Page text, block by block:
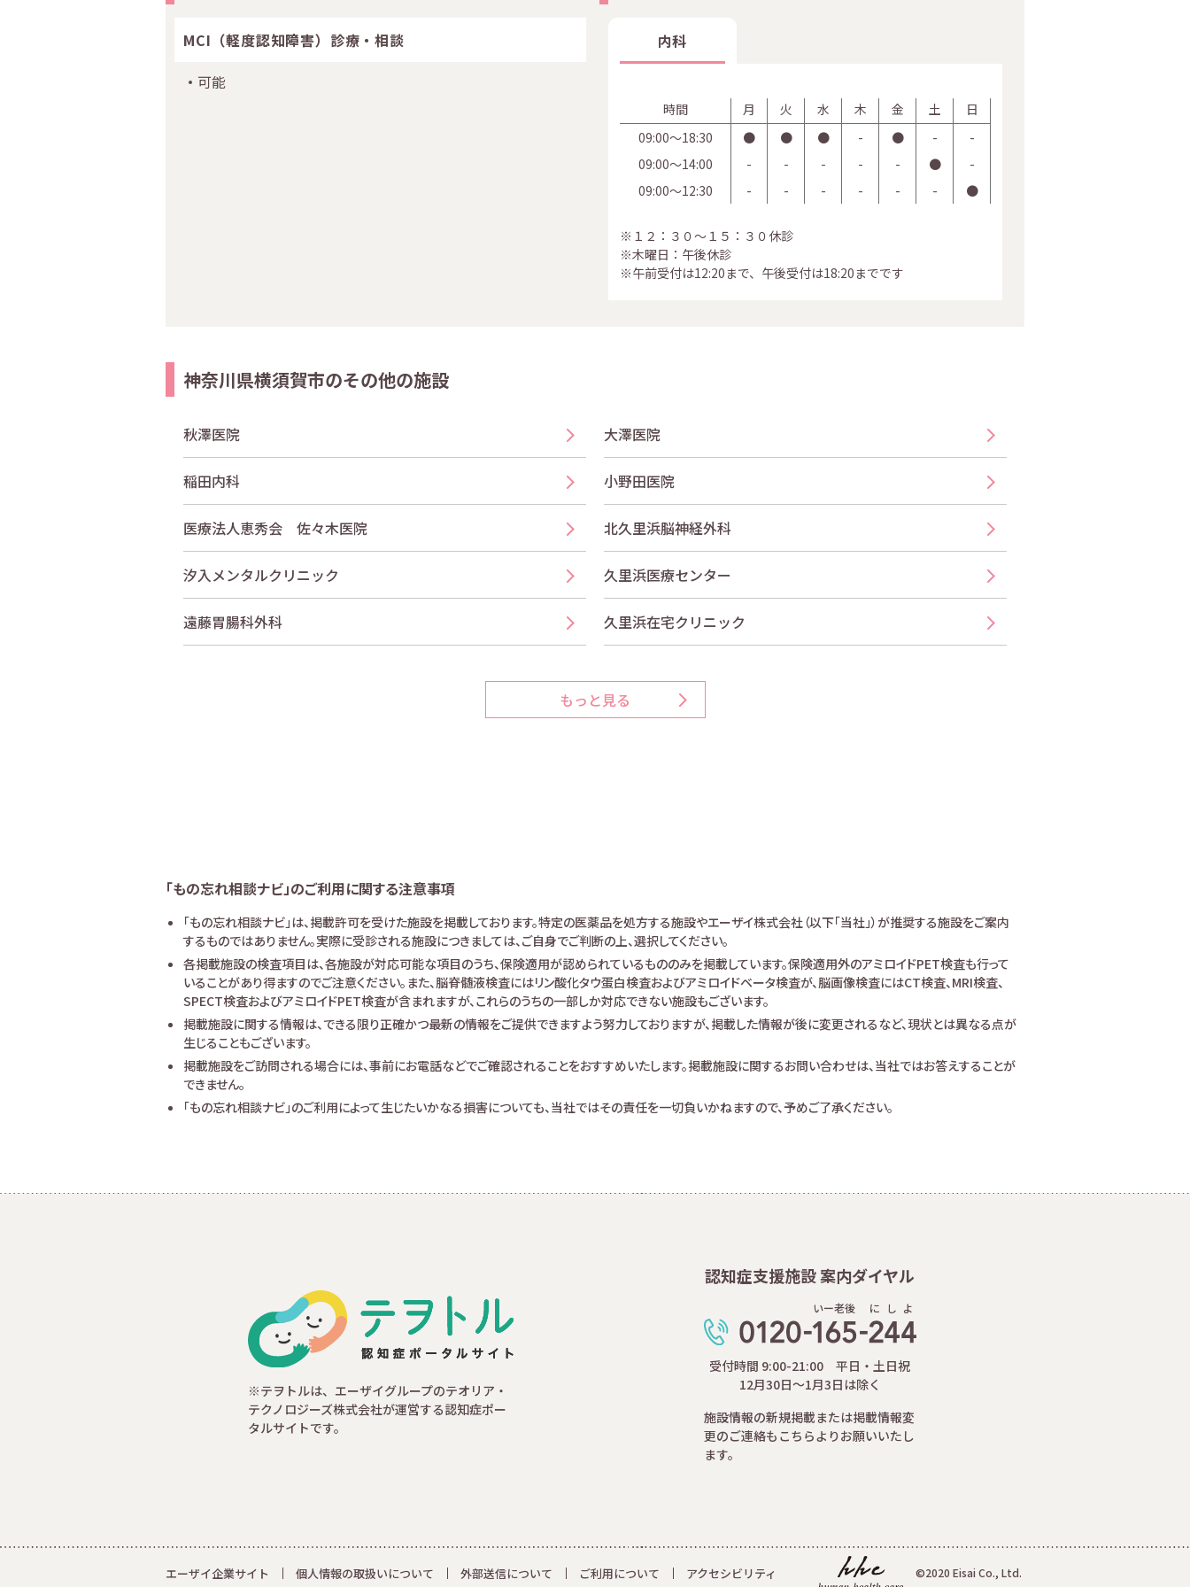
MCI（軽度認知障害）診療・相談
可能
内科
時間 月 火 水 木 金 土
日
09:00〜18:30
● ● ● - ● -
-
09:00〜14:00
- - - - - ●
-
09:00〜12:30
- - - - - - ●
※１２：３０～１５：３０休診
※木曜日：午後休診
※午前受付は12:20まで、午後受付は18:20までです
神奈川県横須賀市のその他の施設
秋澤医院
稲田内科
医療法人恵秀会 佐々木医院
汐入メンタルクリニック
遠藤胃腸科外科
大澤医院
小野田医院
北久里浜脳神経外科
久里浜医療センター
久里浜在宅クリニック
もっと見る
「もの忘れ相談ナビ」のご利用に関する注意事項
「もの忘れ相談ナビ」は、掲載許可を受けた施設を掲載しております。特定の医薬品を処方する施設やエーザイ株式会社（以下「当社」）が推奨する施設をご案内
するものではありません。実際に受診される施設につきましては、ご自身でご判断の上、選択してください。
各掲載施設の検査項目は、各施設が対応可能な項目のうち、保険適用が認められているもののみを掲載しています。保険適用外のアミロイドPET検査も行って
いることがあり得ますのでご注意ください。また、脳脊髄液検査にはリン酸化タウ蛋白検査およびアミロイドベータ検査が、脳画像検査にはCT検査、MRI検査、
SPECT検査およびアミロイドPET検査が含まれますが、これらのうちの一部しか対応できない施設もございます。
掲載施設に関する情報は、できる限り正確かつ最新の情報をご提供できますよう努力しておりますが、掲載した情報が後に変更されるなど、現状とは異なる点が
生じることもございます。
掲載施設をご訪問される場合には、事前にお電話などでご確認されることをおすすめいたします。掲載施設に関するお問い合わせは、当社ではお答えすることが
できません。
「もの忘れ相談ナビ」のご利用によって生じたいかなる損害についても、当社ではその責任を一切負いかねますので、予めご了承ください。
認知症支援施設 案内ダイヤル
いー老後 に し よ
受付時間 9:00-21:00 平日・土日祝
12月30日～1月3日は除く
施設情報の新規掲載または掲載情報変
更のご連絡もこちらよりお願いいたし
ます。
※テヲトルは、エーザイグループのテオリア・
テクノロジーズ株式会社が運営する認知症ポー
タルサイトです。
エーザイ企業サイト 個人情報の取扱いについて 外部送信について ご利用について アクセシビリティ ©2020 Eisai Co., Ltd.